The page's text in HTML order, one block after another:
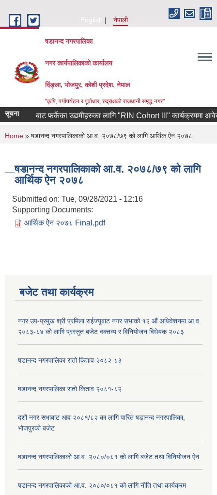
English
नेपाली
षडानन्द नगरपालिका
नगर कार्यपालिकाको कार्यालय
दिंङ्ला, भोजपुर, कोशी प्रदेश, नेपाल
"कृषि, पर्यापर्यटन र पूर्वाधार, रुद्राक्षको राजधानी समृद्ध नगर"
सूचना
कोरियाबाट फर्केका उद्यमीहरुका लागि "RIN Cohort lll" कार्यक्रममा आवेदन
You are here
Home » षडानन्द नगरपालिकाको आ.व. २०७८/७९ को लागि आर्थिक ऐन २०७८
षडानन्द नगरपालिकाको आ.व. २०७८/७९ को लागि
आर्थिक ऐन २०७८
Submitted on: Tue, 09/28/2021 - 12:16
Supporting Documents:
आर्थिक ऐेन २०७८ Final.pdf
बजेट तथा कार्यक्रम
नगर उप-प्रमुख श्री प्रमिला राईज्यूबाट नगर सभाको १२ ‍औं अधिवेशनमा आ.व.
२०८३-८४ को लागि प्रस्तुत बजेट वक्तव्य र विनियोजन विधेयक २०८३
षडानन्द नगरपालिका रातो किताव २०८२-८३
षडानन्द नगरपालिका रातो किताव २०८१-८२
दशौं नगर सभाबाट आव २०८१/८२ का लागि पारित षडानन्द नगरपालिका,
भोजपुरको बजेट
षडानन्द नगरपालिकाको आ.व. २०८०/०८१ को लागि बजेट तथा विनियोजन ऐन
षडानन्द नगरपालिकाको आ.व. २०८०/०८१ को लागि नीति तथा कार्यक्रम